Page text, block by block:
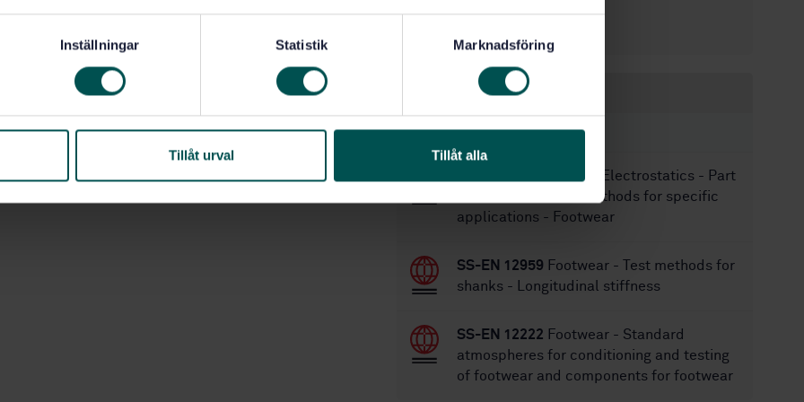
Inställningar Statistik Marknadsföring
Tillåt urval Tillåt alla
Within the same area
STANDARDS
SS-EN IEC 61340-4-3
Electrostatics - Part
4-3: Standard test methods for specific
applications - Footwear
SS-EN 12959 Footwear - Test methods for
shanks - Longitudinal stiffness
SS-EN 12222 Footwear - Standard
atmospheres for conditioning and testing
of footwear and components for footwear